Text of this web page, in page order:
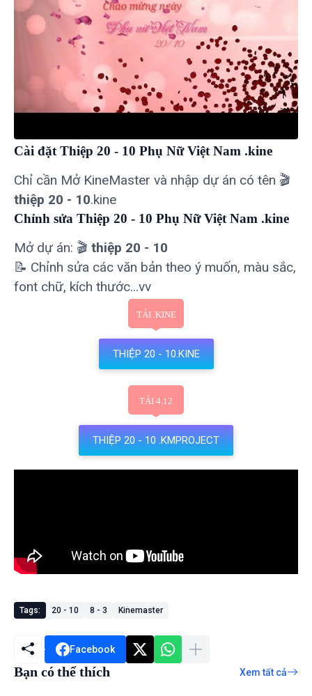
Cài đặt Thiệp 20 - 10 Phụ Nữ Việt Nam .kine
Chỉ cần Mở KineMaster và nhập dự án có tên 🎬
thiệp 20 - 10.kine
Chỉnh sửa Thiệp 20 - 10 Phụ Nữ Việt Nam .kine
Mở dự án: 🎬 thiệp 20 - 10
📝 Chỉnh sửa các văn bản theo ý muốn, màu sắc,
font chữ, kích thước...vv
THIỆP 20 - 10.KINE
THIỆP 20 - 10 .KMPROJECT
Tags: 20 - 10 8 - 3 Kinemaster
Facebook
Bạn có thể thích Xem tất cả